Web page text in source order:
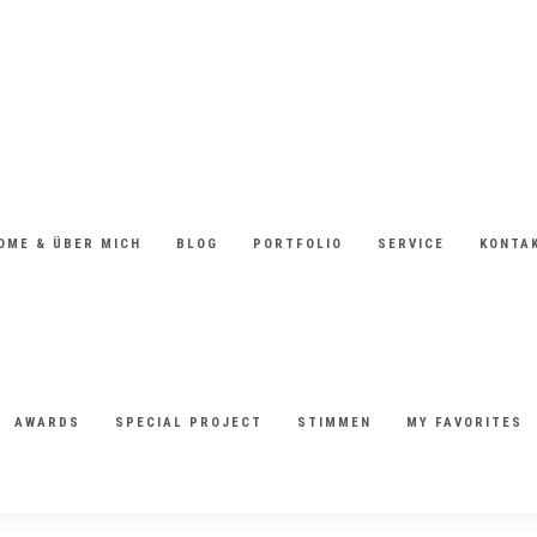
& ÜBER MICH BLOG PORTFOLIO SERVICE
AWARDS SPECIAL PROJECT STIMMEN MY FAVORITES